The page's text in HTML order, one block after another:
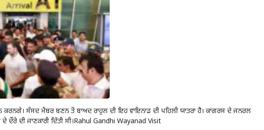
ਸੰਸਦ ਮੈਂਬਰ ਬਣਨ ਤੋਂ ਬਾਅਦ ਰਾਹੁਲ ਦੀ ਇਹ ਵਾਇਨਾਡ ਦੀ ਪਹਿਲੀ ਯਾਤਰਾ ਹੈ। ਕਾਂਗਰਸ ਦੇ ਜਨਰਲ
ਦੌਰੇ ਦੀ ਜਾਣਕਾਰੀ ਦਿੱਤੀ ਸੀ।Rahul Gandhi Wayanad Visit